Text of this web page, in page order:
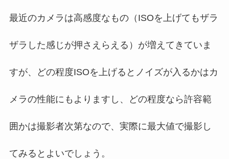
最近のカメラは高感度なもの（ISOを上げてもザラ
ザラした感じが押さえらえる）が増えてきていま
すが、どの程度ISOを上げるとノイズが入るかはカ
メラの性能にもよりますし、どの程度なら許容範
囲かは撮影者次第なので、実際に最大値で撮影し
てみるとよいでしょう。